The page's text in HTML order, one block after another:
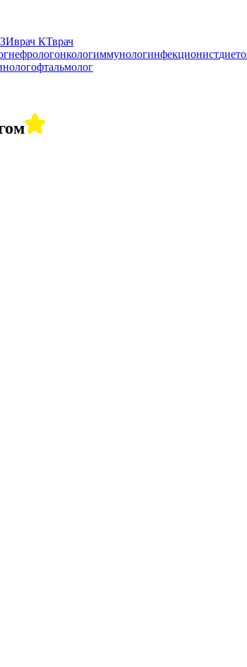
врач КТврач
нефрологонкологиммунологинфекционист
офтальмолог